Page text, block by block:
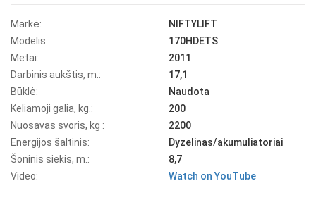
Markė:
NIFTYLIFT
Modelis:
170HDETS
Metai:
2011
Darbinis aukštis, m.:
17,1
Būklė:
Naudota
Keliamoji galia, kg.:
200
Nuosavas svoris, kg :
2200
Energijos šaltinis:
Dyzelinas/akumuliatoriai
Šoninis siekis, m.:
8,7
Video:
Watch on YouTube